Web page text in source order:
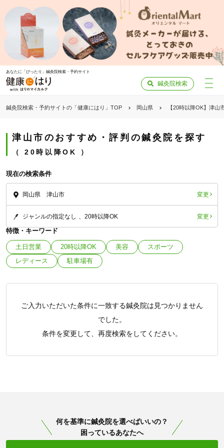
あなたに「ぴったり」鍼灸院検索・予約サイト
鍼灸院検索
鍼灸院検索・予約サイトの「健康にはり」TOP 岡山県 【20時以降OK】津山
津山市のおすすめ・評判の鍼灸院を探す
20時以降OK
現在の検索条件
岡山県 津山市 変更
ジャンルの指定なし 20時以降OK 変更
特徴・キーワード
土日営業 20時以降OK 美容
スポーツ
レディース
駐車場有
ご入力いただいた条件に一致する鍼灸院は見つかりません
でした。
条件を変更して、再度検索をしてください。
「健康にはりを見た」
何を基準に鍼灸院を選べばいいの？
困っているあなたへ